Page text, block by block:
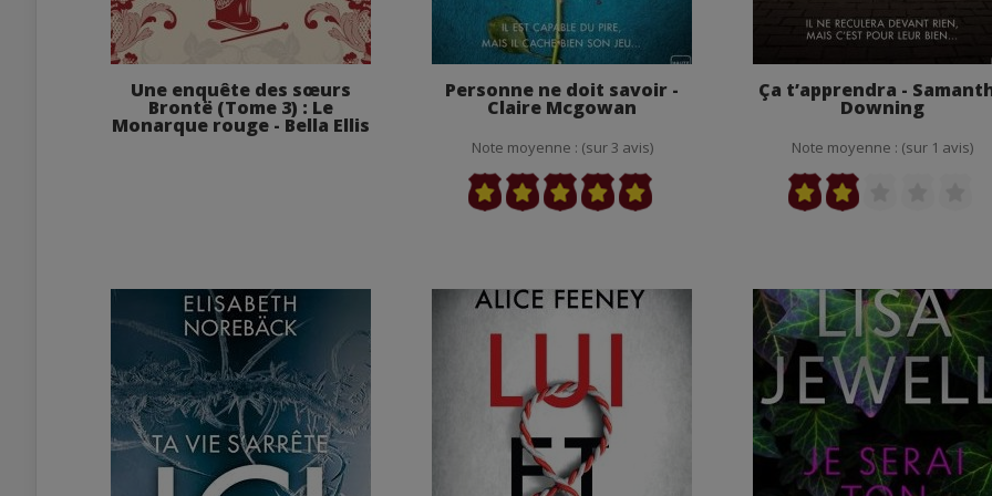
Une enquête des sœurs
Brontë (Tome 3) : Le
Monarque rouge - Bella Ellis
Personne ne doit savoir -
Claire Mcgowan
Note moyenne : (sur 3 avis)
Ça t’apprendra -
Downing
Note moyenne : (sur 1 avis)